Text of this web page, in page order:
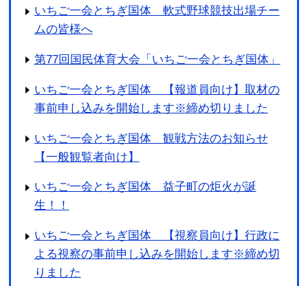
いちご一会とちぎ国体 軟式野球競技出場チー
ムの皆様へ
第77回国民体育大会「いちご一会とちぎ国体」
いちご一会とちぎ国体 【報道員向け】取材の
事前申し込みを開始します※締め切りました
いちご一会とちぎ国体 観戦方法のお知らせ
【一般観覧者向け】
いちご一会とちぎ国体 益子町の炬火が誕
生！！
いちご一会とちぎ国体 【視察員向け】行政に
よる視察の事前申し込みを開始します※締め切
りました